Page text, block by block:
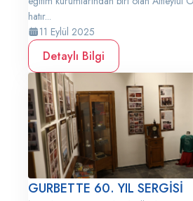
hatır...
11 Eylül 2025
Detaylı Bilgi
GURBETTE 60. YIL SERGİSİ